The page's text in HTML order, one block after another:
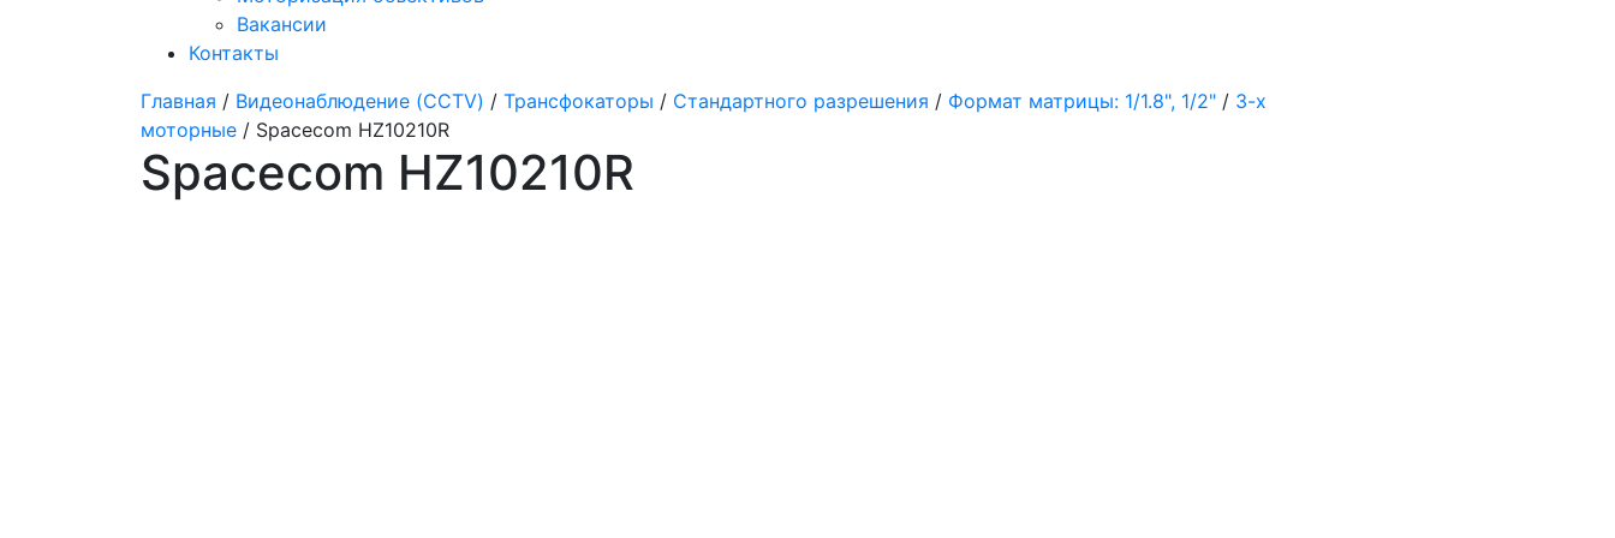
Вакансии
Контакты
Главная / Видеонаблюдение (CCTV) / Трансфокаторы / Стандартного разрешения / Формат матрицы: 1/1.8", 1/2" / 3-х
моторные / Spacecom HZ10210R
Spacecom HZ10210R